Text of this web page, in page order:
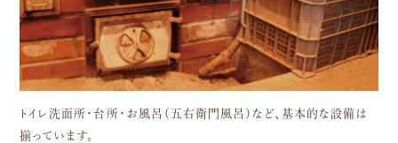
トイレ洗面所・台所・お風呂（五右衛門風呂）など、基本的な設備は
揃っています。